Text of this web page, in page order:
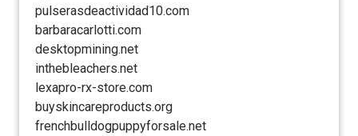
pulserasdeactividad10.com
barbaracarlotti.com
desktopmining.net
inthebleachers.net
lexapro-rx-store.com
buyskincareproducts.org
frenchbulldogpuppyforsale.net